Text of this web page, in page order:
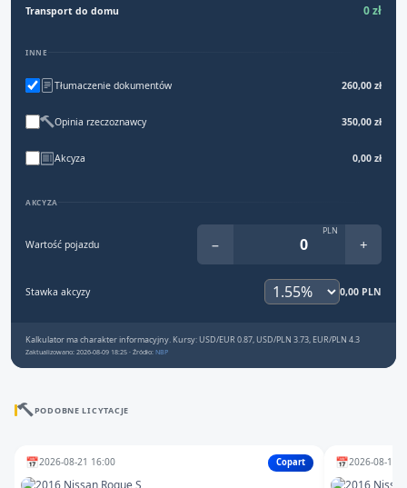
Transport do domu 0 zł
INNE
Tłumaczenie dokumentów 260,00 zł
Opinia rzeczoznawcy 350,00 zł
Akcyza 0,00 zł
AKCYZA
Wartość pojazdu −
PLN
+
Stawka akcyzy 0,00 PLN
Kalkulator ma charakter informacyjny. Kursy: USD/EUR 0.87, USD/PLN 3.73, EUR/PLN 4.3
Zaktualizowano: 2026-08-09 18:25 · Źródło: NBP
PODOBNE LICYTACJE
📅2026-08-21 16:00 Copart 📅2026-08-10